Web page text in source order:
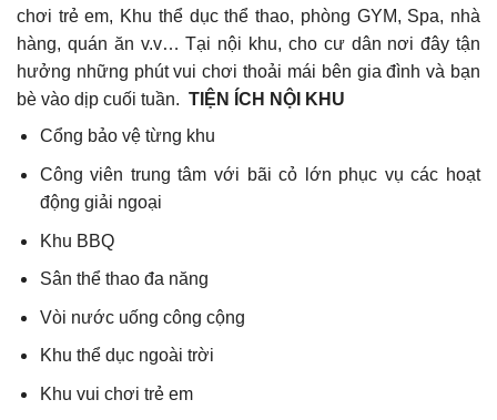
chơi trẻ em, Khu thể dục thể thao, phòng GYM, Spa, nhà
hàng, quán ăn v.v… Tại nội khu, cho cư dân nơi đây tận
hưởng những phút vui chơi thoải mái bên gia đình và bạn
bè vào dịp cuối tuần. TIỆN ÍCH NỘI KHU
Cổng bảo vệ từng khu
Công viên trung tâm với bãi cỏ lớn phục vụ các hoạt
động giải ngoại
Khu BBQ
Sân thể thao đa năng
Vòi nước uống công cộng
Khu thể dục ngoài trời
Khu vui chơi trẻ em